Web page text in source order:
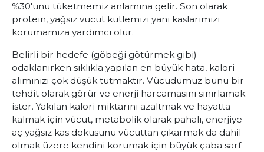
%30'unu tüketmemiz anlamına gelir. Son olarak
protein, yağsız vücut kütlemizi yani kaslarımızı
korumamıza yardımcı olur.
Belirli bir hedefe (göbeği götürmek gibi)
odaklanırken sıklıkla yapılan en büyük hata, kalori
alımınızı çok düşük tutmaktır. Vücudumuz bunu bir
tehdit olarak görür ve enerji harcamasını sınırlamak
ister. Yakılan kalori miktarını azaltmak ve hayatta
kalmak için vücut, metabolik olarak pahalı, enerjiye
aç yağsız kas dokusunu vücuttan çıkarmak da dahil
olmak üzere kendini korumak için büyük çaba sarf